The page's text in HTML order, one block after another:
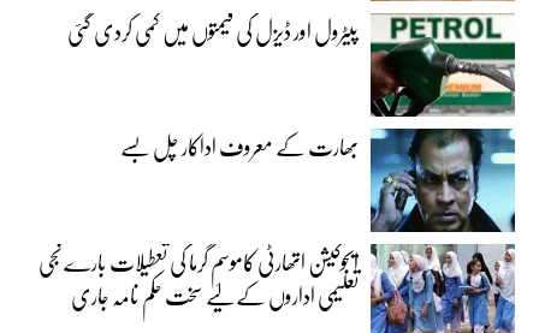
پیٹرول اور ڈیزل کی قیمتوں میں کمی کردی گئی
بھارت کے معروف اداکار چل بسے
ایجوکیشن اتھارٹی کاموسمِ گرما کی تعطیلات بارے نجی
تعلیمی اداروں کے لیے سخت حکم نامہ جاری